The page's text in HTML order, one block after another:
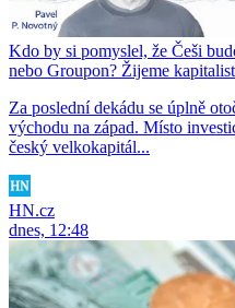
Kdo by si pomyslel, že Češi
nebo Groupon? Žijeme
Za poslední dekádu se úplně
východu na západ. Místo
český velkokapitál...
HN.cz
dnes, 12:48